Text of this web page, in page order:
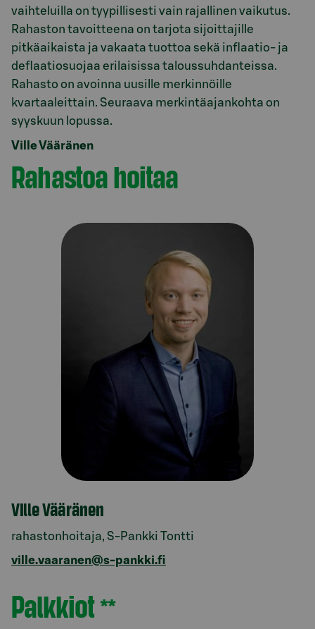
vaihteluilla on tyypillisesti vain rajallinen vaikutus.
Rahaston tavoitteena on tarjota sijoittajille
pitkäaikaista ja vakaata tuottoa sekä inflaatio- ja
deflaatiosuojaa erilaisissa taloussuhdanteissa.
Rahasto on avoinna uusille merkinnöille
kvartaaleittain. Seuraava merkintäajankohta on
Ville Vääränen
Rahastoa hoitaa
Ville Vääränen
rahastonhoitaja, S-Pankki Tontti
ville.vaaranen@s-pankki.fi
Osio otsikolla Palkkiot
Palkkiot**